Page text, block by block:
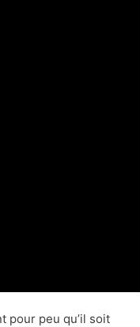
pour peu qu’il soit